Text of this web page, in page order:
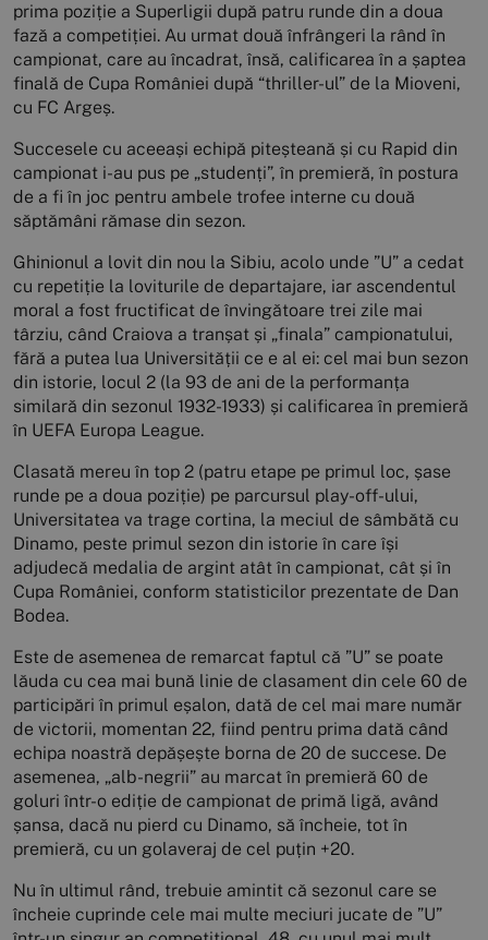
prima poziție a Superligii după patru runde din a doua
fază a competiției. Au urmat două înfrângeri la rând în
campionat, care au încadrat, însă, calificarea în a șaptea
finală de Cupa României după “thriller-ul” de la Mioveni,
cu FC Argeș.
Succesele cu aceeași echipă piteșteană și cu Rapid din
campionat i-au pus pe „studenți”, în premieră, în postura
de a fi în joc pentru ambele trofee interne cu două
săptămâni rămase din sezon.
Ghinionul a lovit din nou la Sibiu, acolo unde ”U” a cedat
cu repetiție la loviturile de departajare, iar ascendentul
moral a fost fructificat de învingătoare trei zile mai
târziu, când Craiova a tranșat și „finala” campionatului,
fără a putea lua Universității ce e al ei: cel mai bun sezon
din istorie, locul 2 (la 93 de ani de la performanța
similară din sezonul 1932-1933) și calificarea în premieră
în UEFA Europa League.
Clasată mereu în top 2 (patru etape pe primul loc, șase
runde pe a doua poziție) pe parcursul play-off-ului,
Universitatea va trage cortina, la meciul de sâmbătă cu
Dinamo, peste primul sezon din istorie în care își
adjudecă medalia de argint atât în campionat, cât și în
Cupa României, conform statisticilor prezentate de Dan
Bodea.
Este de asemenea de remarcat faptul că ”U” se poate
lăuda cu cea mai bună linie de clasament din cele 60 de
participări în primul eșalon, dată de cel mai mare număr
de victorii, momentan 22, fiind pentru prima dată când
echipa noastră depășește borna de 20 de succese. De
asemenea, „alb-negrii” au marcat în premieră 60 de
goluri într-o ediție de campionat de primă ligă, având
șansa, dacă nu pierd cu Dinamo, să încheie, tot în
premieră, cu un golaveraj de cel puțin +20.
Nu în ultimul rând, trebuie amintit că sezonul care se
încheie cuprinde cele mai multe meciuri jucate de ”U”